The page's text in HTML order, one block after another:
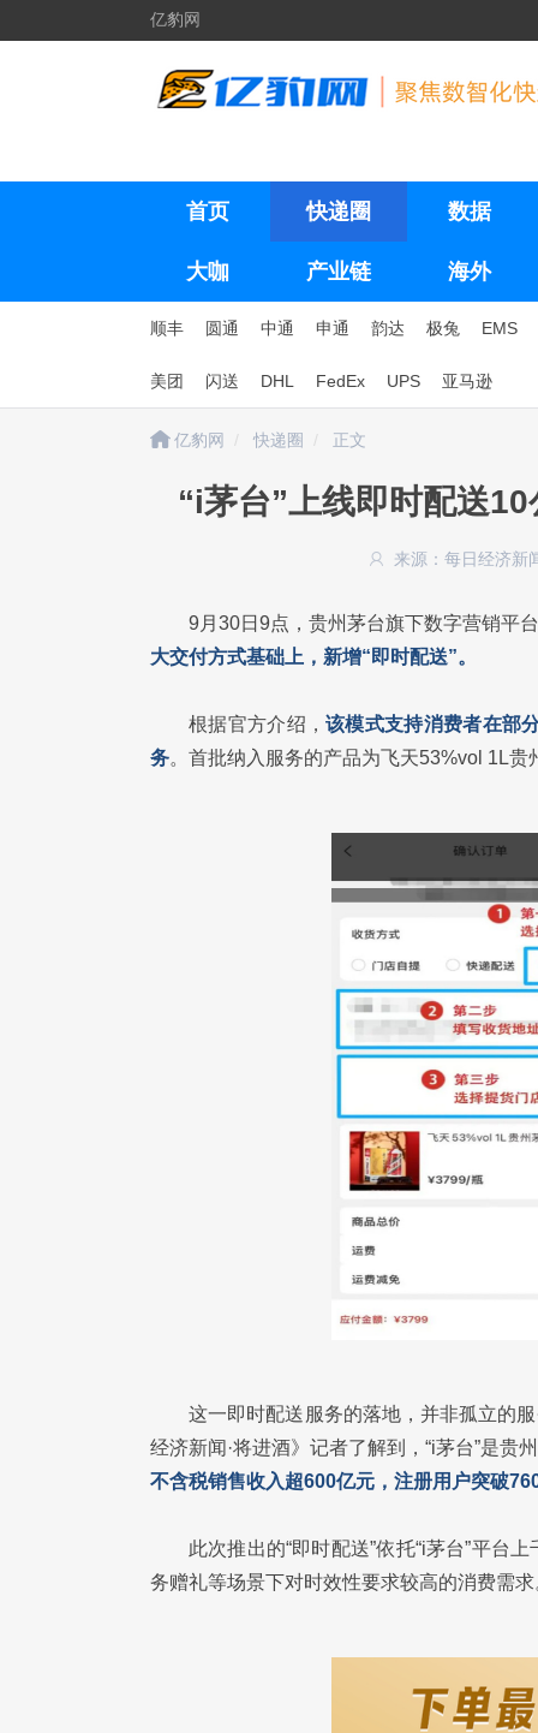
亿豹网
首页 快递圈 数据
大咖 产业链 海外
顺丰 圆通 中通 申通 韵达 极兔 EMS
美团 闪送 DHL FedEx UPS 亚马逊
亿豹网 快递圈 正文
“i茅台”上线即时配送
来源：每日经济新
9月30日9点，贵州茅台旗下数字营销平
大交付方式基础上，新增“即时配送”。
根据官方介绍，该模式支持消费者在部
务。首批纳入服务的产品为飞天53%vol 1L
这一即时配送服务的落地，并非孤立的
经济新闻·将进酒》记者了解到，“i茅台”是贵
不含税销售收入超600亿元，注册用户突破
此次推出的“即时配送”依托“i茅台”平台
务赠礼等场景下对时效性要求较高的消费需求